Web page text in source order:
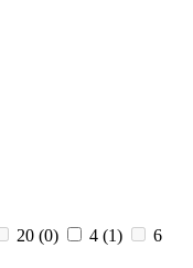
20 (0) 4 (1)
6